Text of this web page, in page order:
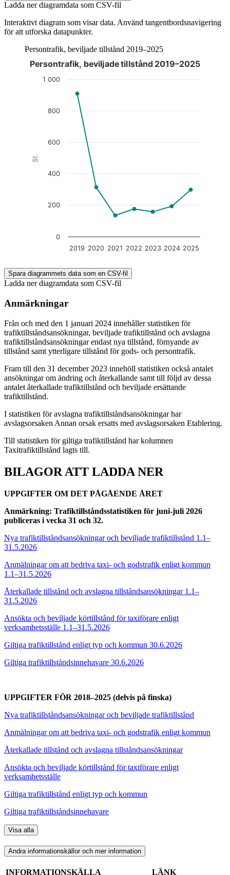
Ladda ner diagramdata som CSV-fil
Interaktivt diagram som visar data. Använd tangentbordsnavigering
för att utforska datapunkter.
Persontrafik, beviljade tillstånd 2019–2025
Diagrammet är interaktivt. Navigera till diagrammet med
St.
Persontrafik, beviljade tillstånd 2019–2025
2019 2020 2021 2022 2023 2024 2025
0
200
400
600
800
1 000
Spara diagrammets data som en CSV-fil
Ladda ner diagramdata som CSV-fil
Anmärkningar
Från och med den 1 januari 2024 innehåller statistiken för
trafiktillståndsansökningar, beviljade trafiktillstånd och avslagna
trafiktillståndsansökningar endast nya tillstånd, förnyande av
tillstånd samt ytterligare tillstånd för gods- och persontrafik.
Fram till den 31 december 2023 innehöll statistiken också antalet
ansökningar om ändring och återkallande samt till följd av dessa
antalet återkallade trafiktillstånd och beviljade ersättande
trafiktillstånd.
I statistiken för avslagna trafiktillståndsansökningar har
avslagsorsaken Annan orsak ersatts med avslagsorsaken Etablering.
Till statistiken för giltiga trafiktillstånd har kolumnen
Taxitrafiktillstånd lagts till.
BILAGOR ATT LADDA NER
UPPGIFTER OM DET PÅGÅENDE ÅRET
Anmärkning: Trafiktillståndsstatistiken för juni-juli 2026
publiceras i vecka 31 och 32.
Nya trafiktillståndsansökningar och beviljade trafiktillstånd 1.1–
31.5.2026
Anmälningar om att bedriva taxi- och godstrafik enligt kommun
1.1–31.5.2026
Återkallade tillstånd och avslagna tillståndsansökningar 1.1–
31.5.2026
Ansökta och beviljade körtillstånd för taxiförare enligt
verksamhetsställe 1.1–31.5.2026
Giltiga trafiktillstånd enligt typ och kommun 30.6.2026
Giltiga trafiktillståndsinnehavare 30.6.2026
UPPGIFTER FÖR 2018–2025 (delvis på finska)
Nya trafiktillståndsansökningar och beviljade trafiktillstånd
Anmälningar om att bedriva taxi- och godstrafik enligt kommun
Återkallade tillstånd och avslagna tillståndsansökningar
Ansökta och beviljade körtillstånd för taxiförare enligt
verksamhetsställe
Giltiga trafiktillstånd enligt typ och kommun
Giltiga trafiktillståndsinnehavare
Visa alla
Andra informationskällor och mer information
INFORMATIONSKÄLLA LÄNK